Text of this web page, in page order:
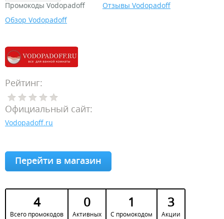
Промокоды Vodopadoff
Отзывы Vodopadoff
Обзор Vodopadoff
Рейтинг:
Официальный сайт:
Vodopadoff.ru
Перейти в магазин
4
Всего промокодов
0
Активных
1
С промокодом
3
Акции